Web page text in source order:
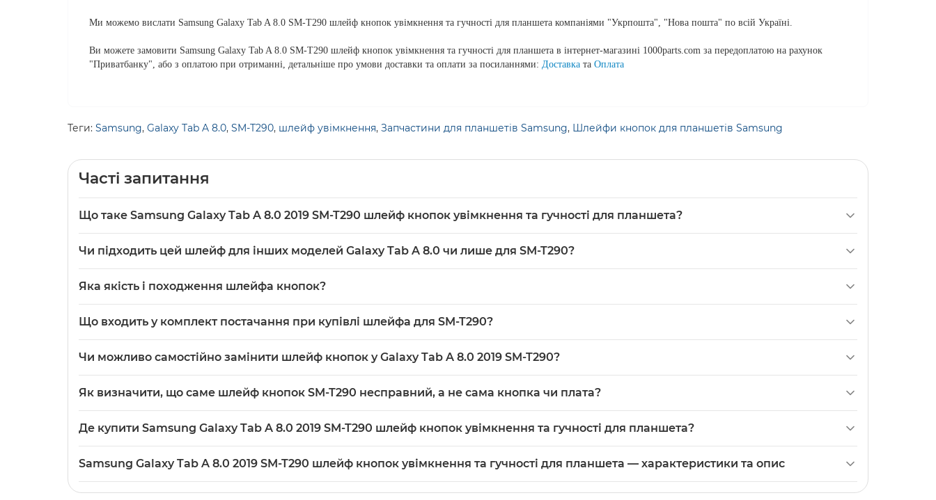
Ми можемо вислати Samsung Galaxy Tab A 8.0 SM-T290 шлейф кнопок увімкнення та гучності для планшета компаніями "Укрпошта", "Нова пошта" по всій Україні.
Ви можете замовити Samsung Galaxy Tab A 8.0 SM-T290 шлейф кнопок увімкнення та гучності для планшета в інтернет-магазині 1000parts.com за передоплатою на рахунок
"Приватбанку", або з оплатою при отриманні, детальніше про умови доставки та оплати за посиланнями: Доставка та Оплата
Теги: Samsung, Galaxy Tab A 8.0, SM-T290, шлейф увімкнення, Запчастини для планшетів Samsung, Шлейфи кнопок для планшетів Samsung
Часті запитання
Що таке Samsung Galaxy Tab A 8.0 2019 SM-T290 шлейф кнопок увімкнення та гучності для планшета?
контактами для кнопок живлення та регулювання гучності, призначена для заміни в планшеті Galaxy Tab A 8.0 2019 (модель SM-T290). У комплекті 1 шт.,
стан: новий.
Чи підходить цей шлейф для інших моделей Galaxy Tab A 8.0 чи лише для SM-T290?
слід перевірити модель пристрою, оскільки конструкція шлейфів і розташування роз’ємів можуть відрізнятися.
Яка якість і походження шлейфа кнопок?
новий компонент, що постачається як запчастина для ремонту.
Що входить у комплект постачання при купівлі шлейфа для SM-T290?
шт.».
Чи можливо самостійно замінити шлейф кнопок у Galaxy Tab A 8.0 2019 SM-T290?
Якщо ви не впевнені у вмінні працювати з тонкою електронікою та розбиранням корпусу — краще звернутися до сервісу.
Як визначити, що саме шлейф кнопок SM-T290 несправний, а не сама кнопка чи плата?
візуально можна помітити пошкодження або обрив доріжок під час розбирання. Для точної діагностики перевіряйте контакти шлейфа та з’єднання з
материнською платою перед заміною.
Де купити Samsung Galaxy Tab A 8.0 2019 SM-T290 шлейф кнопок увімкнення та гучності для планшета?
Шлейфи кнопок для планшетів.
Samsung Galaxy Tab A 8.0 2019 SM-T290 шлейф кнопок увімкнення та гучності для планшета — характеристики та опис